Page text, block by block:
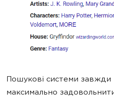
Пошукові системи
максимально